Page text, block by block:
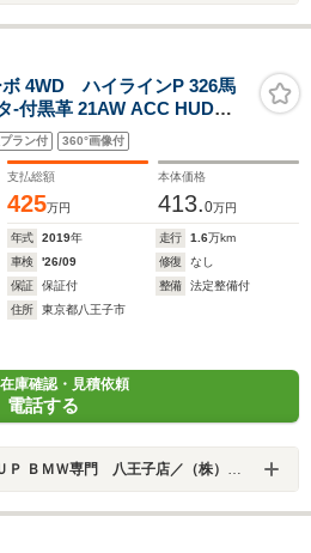
4WD ハイラインP 326馬
-付黒革 21AW ACC HUD
レ-キ&デフ タッチパネルナ
3Dビュ- 電動Rゲ-ト ワイヤ
ラン付 360°画像付
支払総額
425万円
本体価格
413.0万円
年式 2019年 走行 1.6万km
車検
'26/09 修復
なし
保証
保証付 整備
法定整備付
住所
東京都八王子市
庫確認・見積依頼
電話する
ＭＷ専門 八王子店／（株）ヘリックス